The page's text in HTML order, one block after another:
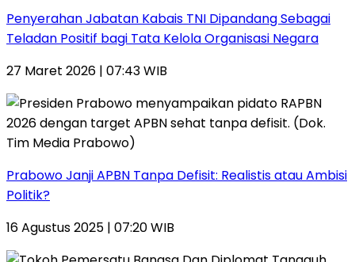
Penyerahan Jabatan Kabais TNI Dipandang Sebagai
Teladan Positif bagi Tata Kelola Organisasi Negara
27 Maret 2026 | 07:43 WIB
Prabowo Janji APBN Tanpa Defisit: Realistis atau Ambisi
Politik?
16 Agustus 2025 | 07:20 WIB